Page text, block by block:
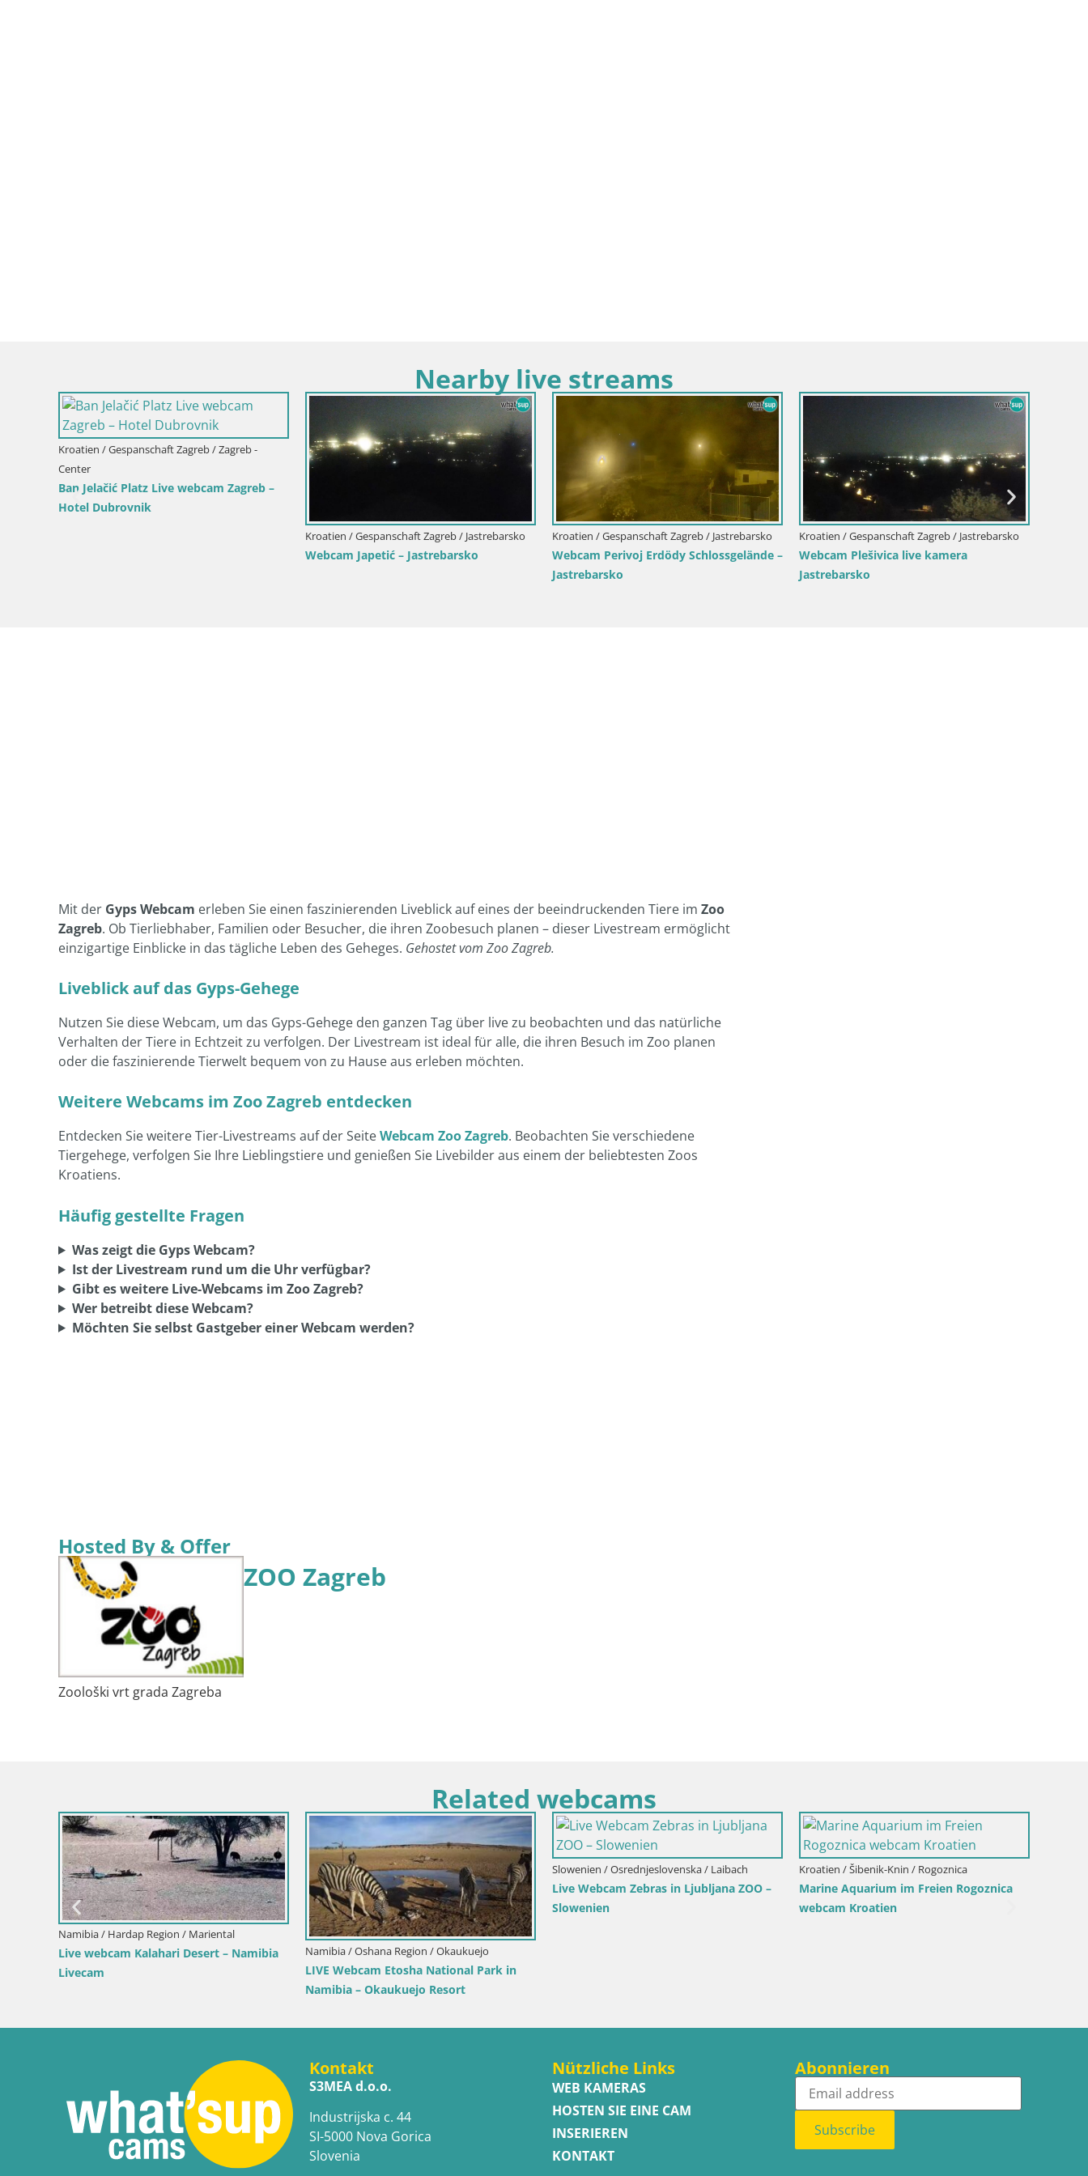
Nearby live streams
Kroatien / Gespanschaft Zagreb / Zagreb -
Center
Ban Jelačić Platz Live webcam Zagreb –
Hotel Dubrovnik
Kroatien / Gespanschaft Zagreb / Jastrebarsko
Webcam Japetić – Jastrebarsko
Kroatien / Gespanschaft Zagreb / Jastrebarsko
Webcam Perivoj Erdödy Schlossgelände –
Jastrebarsko
Kroatien / Gespanschaft Zagreb / Jastrebarsko
Webcam Plešivica live kamera
Jastrebarsko
Mit der Gyps Webcam erleben Sie einen faszinierenden Liveblick auf eines der beeindruckenden Tiere im Zoo
Zagreb. Ob Tierliebhaber, Familien oder Besucher, die ihren Zoobesuch planen – dieser Livestream ermöglicht
einzigartige Einblicke in das tägliche Leben des Geheges. Gehostet vom Zoo Zagreb.
Liveblick auf das Gyps-Gehege
Nutzen Sie diese Webcam, um das Gyps-Gehege den ganzen Tag über live zu beobachten und das natürliche
Verhalten der Tiere in Echtzeit zu verfolgen. Der Livestream ist ideal für alle, die ihren Besuch im Zoo planen
oder die faszinierende Tierwelt bequem von zu Hause aus erleben möchten.
Weitere Webcams im Zoo Zagreb entdecken
Entdecken Sie weitere Tier-Livestreams auf der SeiteWebcam Zoo Zagreb. Beobachten Sie verschiedene
Tiergehege, verfolgen Sie Ihre Lieblingstiere und genießen Sie Livebilder aus einem der beliebtesten Zoos
Kroatiens.
Häufig gestellte Fragen
Was zeigt die Gyps Webcam?
Ist der Livestream rund um die Uhr verfügbar?
Gibt es weitere Live-Webcams im Zoo Zagreb?
Wer betreibt diese Webcam?
Möchten Sie selbst Gastgeber einer Webcam werden?
Hosted By & Offer
ZOO Zagreb
Zoološki vrt grada Zagreba
Related webcams
Namibia / Hardap Region / Mariental
Live webcam Kalahari Desert – Namibia
Livecam
Namibia / Oshana Region / Okaukuejo
LIVE Webcam Etosha National Park in
Namibia – Okaukuejo Resort
Slowenien / Osrednjeslovenska / Laibach
Live Webcam Zebras in Ljubljana ZOO –
Slowenien
Kroatien / Šibenik-Knin / Rogoznica
Marine Aquarium im Freien Rogoznica
webcam Kroatien
Kontakt
S3MEA d.o.o.
Industrijska c. 44
SI-5000 Nova Gorica
Slovenia
Nützliche Links
WEB KAMERAS
HOSTEN SIE EINE CAM
INSERIEREN
KONTAKT
Abonnieren
Subscribe